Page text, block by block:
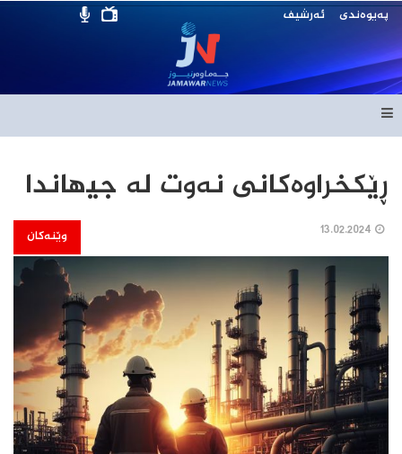
پەیوەندی ئەرشیف
ڕێکخراوەکانی نەوت لە جیھاندا
وێنەکان